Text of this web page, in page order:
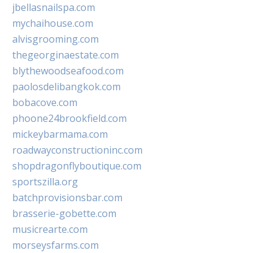
jbellasnailspa.com
mychaihouse.com
alvisgrooming.com
thegeorginaestate.com
blythewoodseafood.com
paolosdelibangkok.com
bobacove.com
phoone24brookfield.com
mickeybarmama.com
roadwayconstructioninc.com
shopdragonflyboutique.com
sportszilla.org
batchprovisionsbar.com
brasserie-gobette.com
musicrearte.com
morseysfarms.com